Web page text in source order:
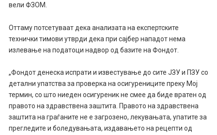
вели ФЗОМ.
Оттаму потсетуваат дека анализата на експертските
технички тимови утврди дека при сајбер нападот нема
излевање на податоци надвор од базите на Фондот.
„Фондот денеска испрати и известување до сите ЈЗУ и ПЗУ со
детални упатства за проверка на осигурениците преку Мој
термин, со што ниеден осигуреник не смее да биде вратен од
правото на здравствена заштита. Правото на здравствена
заштита на граѓаните не е загрозено, лекувањата, упатите за
прегледите и боледувањата, издавањето на рецепти од